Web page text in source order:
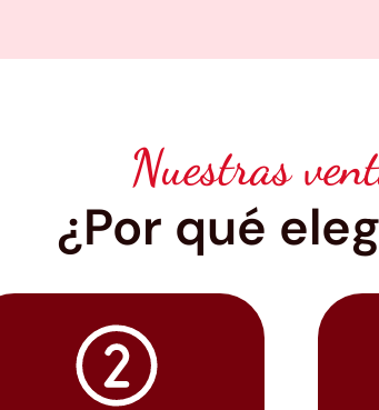
Nuestras
¿Por qué